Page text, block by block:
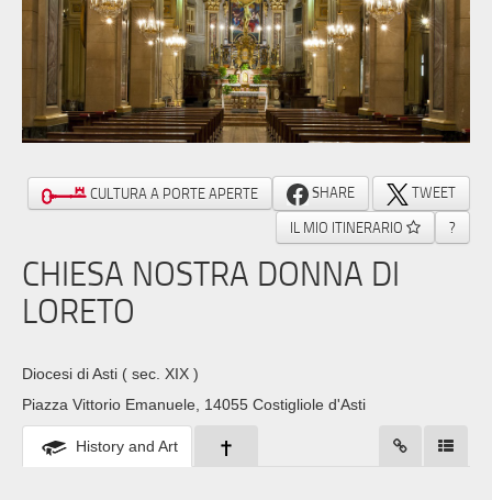
CULTURA A PORTE APERTE SHARE
TWEET
IL MIO ITINERARIO
?
CHIESA NOSTRA DONNA DI
LORETO
Diocesi di Asti ( sec. XIX )
Piazza Vittorio Emanuele, 14055 Costigliole d'Asti
History and Art